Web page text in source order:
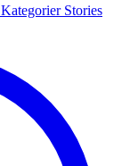
Kategorier Stories